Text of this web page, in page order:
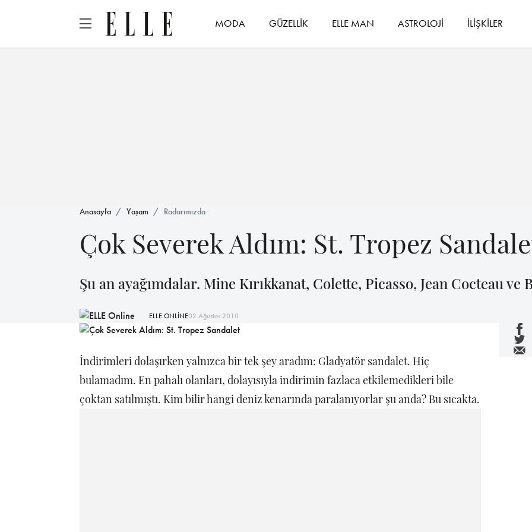
MODA GÜZELLİK ELLE MAN ASTROLOJİ İLİŞKİLER
Anasayfa Yaşam Radarımızda
Çok Severek Aldım: St. Tropez
Şu an ayağımdalar. Mine Kırıkkanat, Colette, Picasso, Jean Cocteau ve
ELLE ONLİNE02 Ağustos 2010
İndirimleri dolaşırken yalnızca bir tek şey aradım: Gladyatör sandalet. Hiç
bulamadım. En pahalı olanları, dolayısıyla indirimin fazlaca etkilemedikleri bile
çoktan satılmıştı. Kim bilir hangi deniz kenarında paralanıyorlar şu anda? Bu sıcakta.